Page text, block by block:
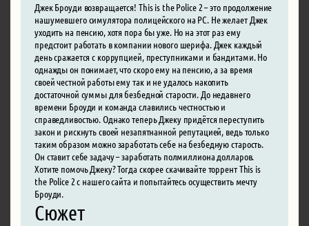
Джек Броуди возвращается! This is the Police 2 – это продолжение
нашумевшего симулятора полицейского на PC. Не желает Джек
уходить на пенсию, хотя пора бы уже. Но на этот раз ему
предстоит работать в компании нового шерифа. Джек каждый
день сражается с коррупцией, преступниками и бандитами. Но
однажды он понимает, что скоро ему на пенсию, а за время
своей честной работы ему так и не удалось накопить
достаточной суммы для безбедной старости. До недавнего
времени Броуди и команда славились честностью и
справедливостью. Однако теперь Джеку придётся переступить
закон и рискнуть своей незапятнанной репутацией, ведь только
таким образом можно заработать себе на безбедную старость.
Он ставит себе задачу – заработать полмиллиона долларов.
Хотите помочь Джеку? Тогда скорее скачивайте торрент This is
the Police 2 с нашего сайта и попытайтесь осуществить мечту
Броуди.
Сюжет